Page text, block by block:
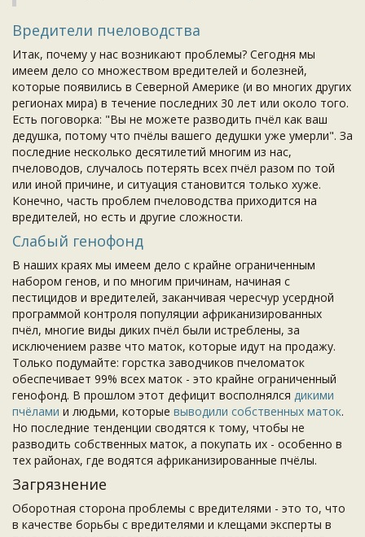
Вредители пчеловодства
Итак, почему у нас возникают проблемы? Сегодня мы
имеем дело со множеством вредителей и болезней,
которые появились в Северной Америке (и во многих других
регионах мира) в течение последних 30 лет или около того.
Есть поговорка: "Вы не можете разводить пчёл как ваш
дедушка, потому что пчёлы вашего дедушки уже умерли". За
последние несколько десятилетий многим из нас,
пчеловодов, случалось потерять всех пчёл разом по той
или иной причине, и ситуация становится только хуже.
Конечно, часть проблем пчеловодства приходится на
вредителей, но есть и другие сложности.
Слабый генофонд
В наших краях мы имеем дело с крайне ограниченным
набором генов, и по многим причинам, начиная с
пестицидов и вредителей, заканчивая чересчур усердной
программой контроля популяции африканизированных
пчёл, многие виды диких пчёл были истреблены, за
исключением разве что маток, которые идут на продажу.
Только подумайте: горстка заводчиков пчеломаток
обеспечивает 99% всех маток - это крайне ограниченный
генофонд. В прошлом этот дефицит восполнялся дикими
пчёлами и людьми, которые выводили собственных маток.
Но последние тенденции сводятся к тому, чтобы не
разводить собственных маток, а покупать их - особенно в
тех районах, где водятся африканизированные пчёлы.
Загрязнение
Оборотная сторона проблемы с вредителями - это то, что
в качестве борьбы с вредителями и клещами эксперты в